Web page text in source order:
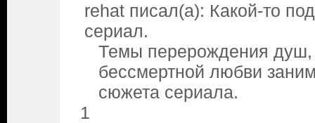
rehat писал(а): Какой-то
сериал.
Темы перерождения
бессмертной любви
сюжета сериала.
1